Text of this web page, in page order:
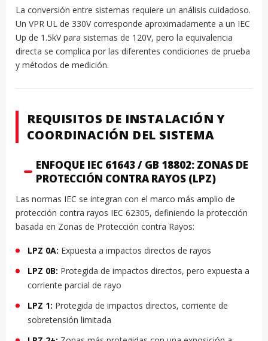
La conversión entre sistemas requiere un análisis cuidadoso.
Un VPR UL de 330V corresponde aproximadamente a un IEC
Up de 1.5kV para sistemas de 120V, pero la equivalencia
directa se complica por las diferentes condiciones de prueba
y métodos de medición.
REQUISITOS DE INSTALACIÓN Y
COORDINACIÓN DEL SISTEMA
ENFOQUE IEC 61643 / GB 18802: ZONAS DE
PROTECCIÓN CONTRA RAYOS (LPZ)
Las normas IEC se integran con el marco más amplio de
protección contra rayos IEC 62305, definiendo la protección
basada en Zonas de Protección contra Rayos:
LPZ 0A: Expuesta a impactos directos de rayos
LPZ 0B: Protegida de impactos directos, pero expuesta a
corriente parcial de rayo
LPZ 1: Protegida de impactos directos, corriente de
sobretensión limitada